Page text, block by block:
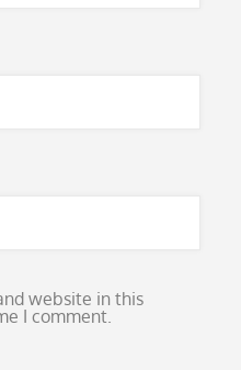
website in this
I comment.